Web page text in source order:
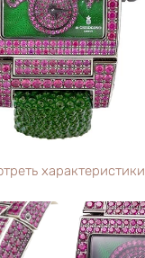
характеристики